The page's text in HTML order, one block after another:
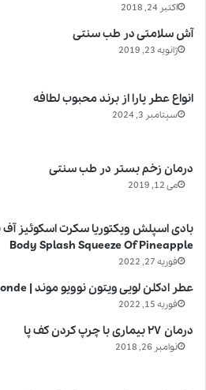
اکتبر 24, 2018
آش سلامتی در طب سنتی
ژانویه 23, 2019
انواع عطر یارا از برند محبوب لطافه
سپتامبر 3, 2024
درمان زخم بستر در طب سنتی
می 12, 2019
Body Splash Squeeze Of Pineapple
فوریه 27, 2022
عطر ادکلن لویی ویتون نوویو موند | Louis Vuitton Nouveau Monde
فوریه 15, 2022
درمان ۲۷ بیماری با چرپ کردن کف پا
نوامبر 26, 2018